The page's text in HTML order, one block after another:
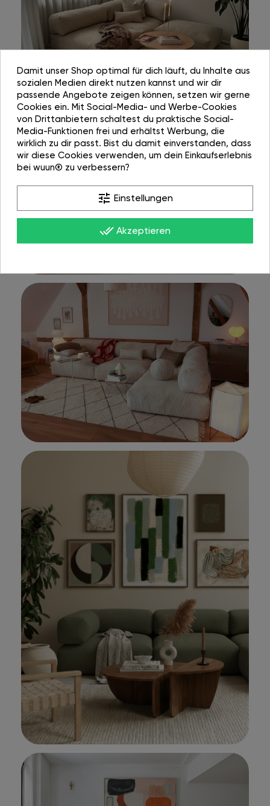
Damit unser Shop optimal für dich läuft, du Inhalte aus
sozialen Medien direkt nutzen kannst und wir dir
passende Angebote zeigen können, setzen wir gerne
Cookies ein. Mit Social-Media- und Werbe-Cookies
von Drittanbietern schaltest du praktische Social-
Media-Funktionen frei und erhältst Werbung, die
wirklich zu dir passt. Bist du damit einverstanden, dass
wir diese Cookies verwenden, um dein Einkaufserlebnis
bei wuun® zu verbessern?
tune Einstellungen
done_all Akzeptieren